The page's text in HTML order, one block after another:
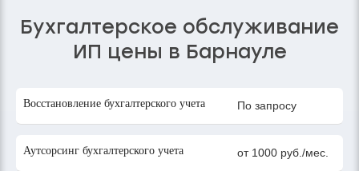
Бухгалтерское обслуживание
ИП цены в Барнауле
Восстановление бухгалтерского учета По запросу
Аутсорсинг бухгалтерского учета от 1000 руб./мес.